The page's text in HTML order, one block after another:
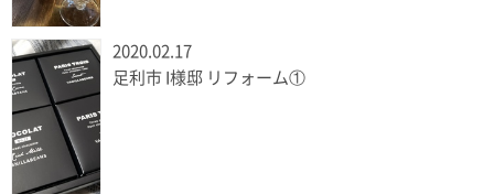
2020.02.17
足利市 I様邸 リフォーム①